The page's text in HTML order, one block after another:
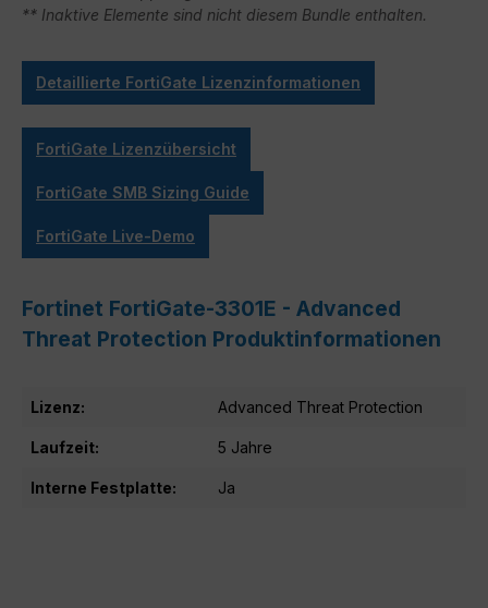
** Inaktive Elemente sind nicht diesem Bundle enthalten.
Detaillierte FortiGate Lizenzinformationen
FortiGate Lizenzübersicht
FortiGate SMB Sizing Guide
FortiGate Live-Demo
Fortinet FortiGate-3301E - Advanced
Threat Protection Produktinformationen
Lizenz: Advanced Threat Protection
Laufzeit: 5 Jahre
Interne Festplatte: Ja